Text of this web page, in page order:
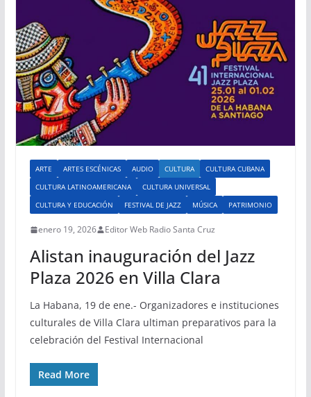
ARTE ARTES ESCÉNICAS AUDIO CULTURA
CULTURA CUBANA
CULTURA LATINOAMERICANA
CULTURA UNIVERSAL
CULTURA Y EDUCACIÓN
FESTIVAL DE JAZZ MÚSICA PATRIMONIO
enero 19, 2026 Editor Web Radio Santa Cruz
Alistan inauguración del Jazz
Plaza 2026 en Villa Clara
La Habana, 19 de ene.- Organizadores e instituciones
culturales de Villa Clara ultiman preparativos para la
celebración del Festival Internacional
Read More